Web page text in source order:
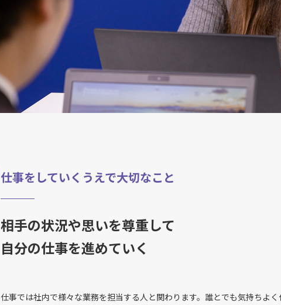
仕事をしていくうえで大切なこと
相手の状況や思いを尊重して
自分の仕事を進めていく
仕事では社内で様々な業務を担当する人と関わります。誰とでも気持ちよ